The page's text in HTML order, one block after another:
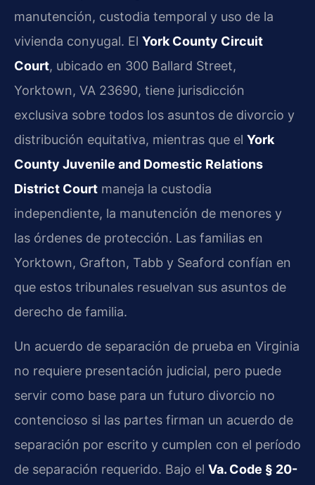
manutención, custodia temporal y uso de la
vivienda conyugal. El York County Circuit
Court, ubicado en 300 Ballard Street,
Yorktown, VA 23690, tiene jurisdicción
exclusiva sobre todos los asuntos de divorcio y
distribución equitativa, mientras que el York
County Juvenile and Domestic Relations
District Court maneja la custodia
independiente, la manutención de menores y
las órdenes de protección. Las familias en
Yorktown, Grafton, Tabb y Seaford confían en
que estos tribunales resuelvan sus asuntos de
derecho de familia.
Un acuerdo de separación de prueba en Virginia
no requiere presentación judicial, pero puede
servir como base para un futuro divorcio no
contencioso si las partes firman un acuerdo de
separación por escrito y cumplen con el período
de separación requerido. Bajo el Va. Code § 20-